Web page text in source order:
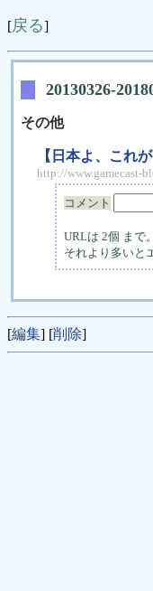
[戻る]
20130326-
その他
【日本よ、これ
http://www.gamecast-
コメント
URLは 2個 まで
それより多いと
[編集] [削除]